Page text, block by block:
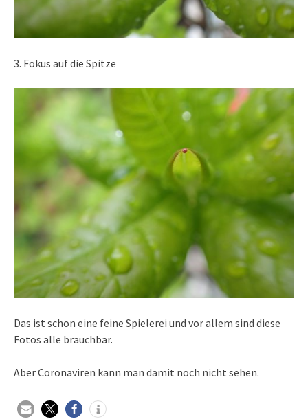
3. Fokus auf die Spitze
Das ist schon eine feine Spielerei und vor allem sind diese
Fotos alle brauchbar.
Aber Coronaviren kann man damit noch nicht sehen.